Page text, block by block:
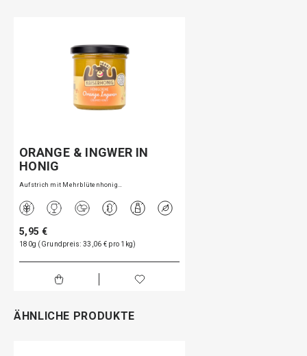
ORANGE & INGWER IN
HONIG
Aufstrich mit Mehrblütenhonig…
5,95 €
180g (Grundpreis: 33,06 € pro 1kg)
ÄHNLICHE PRODUKTE